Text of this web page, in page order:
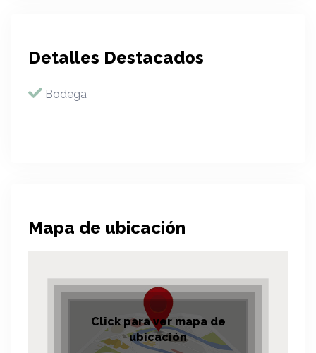
Detalles Destacados
Bodega
Mapa de ubicación
Click para ver mapa de
ubicación